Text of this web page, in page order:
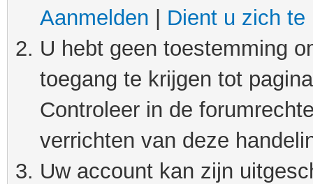
Aanmelden
Dient u zich te
U hebt geen toestemming
toegang te krijgen tot
Controleer in de
verrichten van deze
Uw account kan zijn